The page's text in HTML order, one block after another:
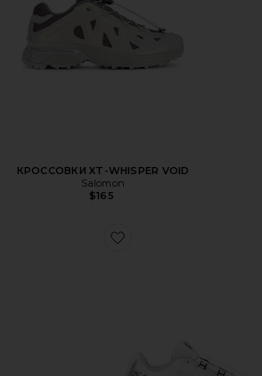
КРОССОВКИ XT-WHISPER VOID
Salomon
$165
Favorite КРОССОВКИ XT-4 OG